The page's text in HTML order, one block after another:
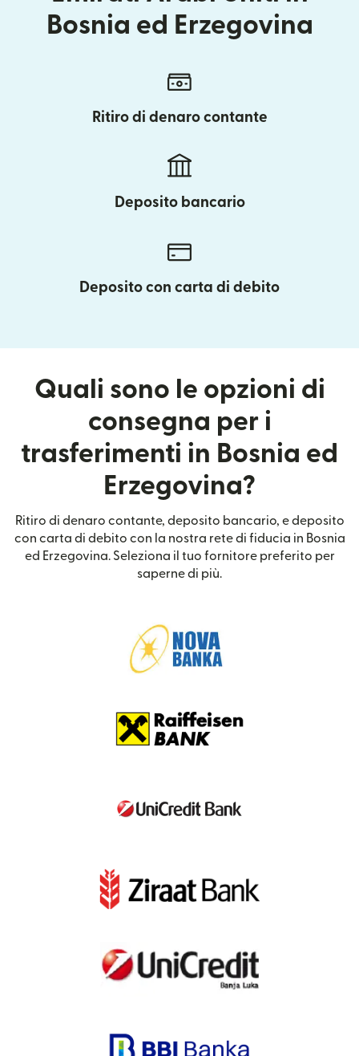
Bosnia ed Erzegovina
Ritiro di denaro contante
Deposito bancario
Deposito con carta di debito
Quali sono le opzioni di
consegna per i
trasferimenti in Bosnia ed
Erzegovina?
Ritiro di denaro contante, deposito bancario, e deposito
con carta di debito con la nostra rete di fiducia in Bosnia
ed Erzegovina. Seleziona il tuo fornitore preferito per
saperne di più.